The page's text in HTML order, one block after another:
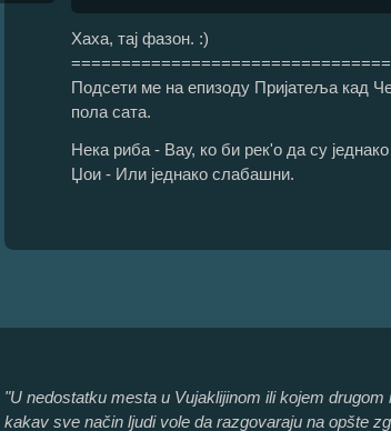
Хаха, тај фазон. :)
Подсети ме на епизоду Пријатеља кад
пола сата.
Нека риба - Вау, ко би рек'о да су
Џои - Или једнако слабашни.
"U nedostatku mesta u Vujaklijinom ili kojem
kakav sve način ljudi vole da razgovaraju na opšte